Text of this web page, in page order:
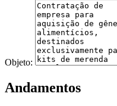
Objeto:
Andamentos